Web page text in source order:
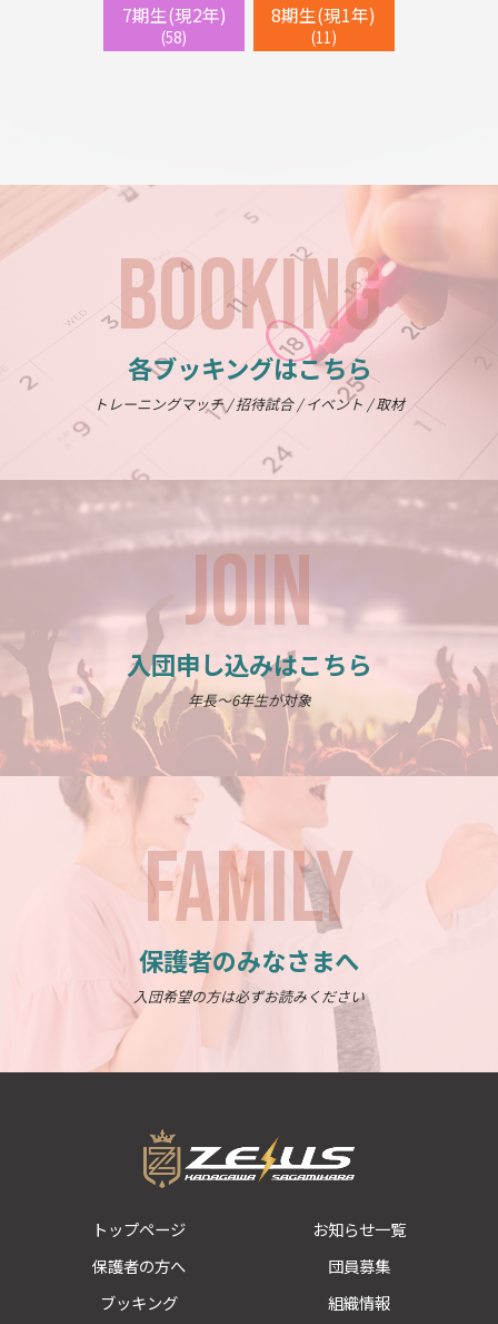
7期生(現2年)
(58)
8期生(現1年)
(11)
BOOKING
各ブッキングはこちら
トレーニングマッチ / 招待試合 / イベント / 取材
JOIN
入団申し込みはこちら
年長～6年生が対象
FAMILY
保護者のみなさまへ
入団希望の方は必ずお読みください
トップページ
お知らせ一覧
保護者の方へ
団員募集
ブッキング
組織情報